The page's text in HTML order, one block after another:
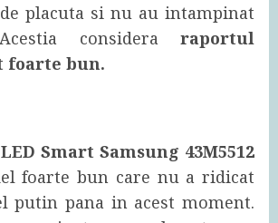
placuta si nu au intampinat
considera raportul
foarte bun.
Smart Samsung 43M5512
foarte bun care nu a ridicat
putin pana in acest moment.